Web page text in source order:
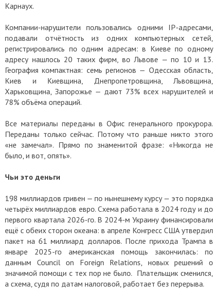
Карнаух.
Компании-нарушители пользовались одними IP-адресами,
подавали отчётность из одних компьютерных сетей,
регистрировались по одним адресам: в Киеве по одному
адресу нашлось 20 таких фирм, во Львове — по 10 и 13.
География компактная: семь регионов — Одесская область,
Киев и Киевщина, Днепропетровщина, Львовщина,
Харьковщина, Запорожье — дают 73% всех нарушителей и
78% объёма операций.
Все материалы переданы в Офис генерального прокурора.
Переданы только сейчас. Потому что раньше никто этого
«не замечал». Прямо по знаменитой фразе: «Никогда не
было, и вот, опять».
Чьи это деньги
198 миллиардов гривен — по нынешнему курсу — это порядка
четырёх миллиардов евро. Схема работала в 2024 году и до
первого квартала 2026-го. В 2024-м Украину финансировали
ещё с обеих сторон океана: в апреле Конгресс США утвердил
пакет на 61 миллиард долларов. После прихода Трампа в
январе 2025-го американская помощь закончилась: по
данным Council on Foreign Relations, новых решений о
значимой помощи с тех пор не было. Плательщик сменился,
а схема, судя по датам налоговой, работает без перерыва.